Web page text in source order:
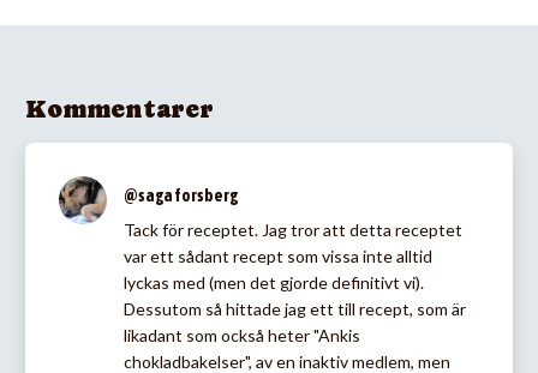
Kommentarer
@saga forsberg
Tack för receptet. Jag tror att detta receptet
var ett sådant recept som vissa inte alltid
lyckas med (men det gjorde definitivt vi).
Dessutom så hittade jag ett till recept, som är
likadant som också heter "Ankis
chokladbakelser", av en inaktiv medlem, men